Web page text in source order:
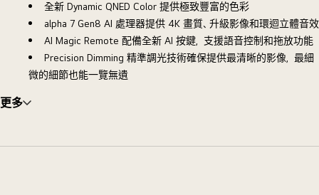
影
片
影
片
全新 Dynamic QNED Color 提供極致豐富的色彩
alpha 7 Gen8 AI 處理器提供 4K 畫質、升級影像和環迴立體音效
AI Magic Remote 配備全新 AI 按鍵，支援語音控制和拖放功能
Precision Dimming 精準調光技術確保提供最清晰的影像，最細
微的細節也能一覽無遺
更多